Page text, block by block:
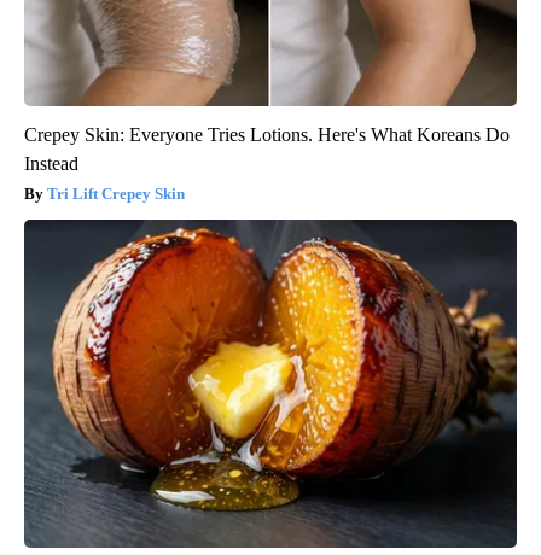
Crepey Skin: Everyone Tries Lotions. Here's What Koreans Do
Instead
Tri Lift Crepey Skin